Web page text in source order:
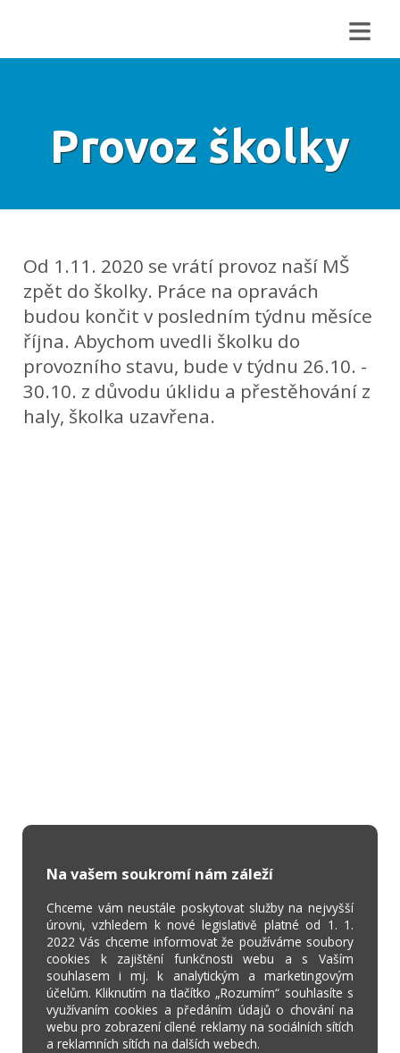
≡
Provoz školky
Od 1.11. 2020 se vrátí provoz naší MŠ
zpět do školky. Práce na opravách
budou končit v posledním týdnu měsíce
října. Abychom uvedli školku do
provozního stavu, bude v týdnu 26.10. -
30.10. z důvodu úklidu a přestěhování z
haly, školka uzavřena.
Na vašem soukromí nám záleží
Chceme vám neustále poskytovat služby na nejvyšší
úrovni, vzhledem k nové legislativě platné od 1. 1.
2022 Vás chceme informovat že používáme soubory
cookies k zajištění funkčnosti webu a s Vaším
souhlasem i mj. k analytickým a marketingovým
účelům. Kliknutím na tlačítko „Rozumím“ souhlasíte s
využívaním cookies a předáním údajů o chování na
webu pro zobrazení cílené reklamy na sociálních sítích
a reklamních sítích na dalších webech.